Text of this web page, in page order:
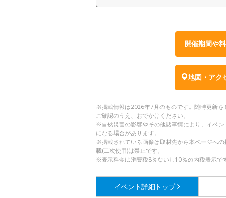
開催期間や
地図・アク
※掲載情報は2026年7月のものです。随時更新
ご確認のうえ、おでかけください。
※自然災害の影響やその他諸事情により、イベ
になる場合があります。
※掲載されている画像は取材先から本ページへ
載(二次使用)は禁止です。
※表示料金は消費税8％ないし10％の内税表示です
イベント詳細 トップ